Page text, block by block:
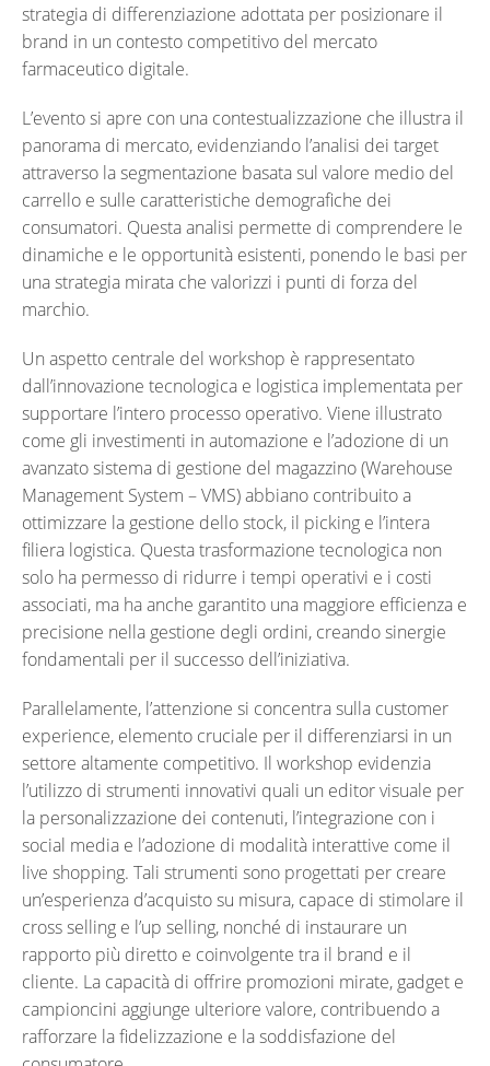
strategia di differenziazione adottata per posizionare il
brand in un contesto competitivo del mercato
farmaceutico digitale.
L’evento si apre con una contestualizzazione che illustra il
panorama di mercato, evidenziando l’analisi dei target
attraverso la segmentazione basata sul valore medio del
carrello e sulle caratteristiche demografiche dei
consumatori. Questa analisi permette di comprendere le
dinamiche e le opportunità esistenti, ponendo le basi per
una strategia mirata che valorizzi i punti di forza del
marchio.
Un aspetto centrale del workshop è rappresentato
dall’innovazione tecnologica e logistica implementata per
supportare l’intero processo operativo. Viene illustrato
come gli investimenti in automazione e l’adozione di un
avanzato sistema di gestione del magazzino (Warehouse
Management System – VMS) abbiano contribuito a
ottimizzare la gestione dello stock, il picking e l’intera
filiera logistica. Questa trasformazione tecnologica non
solo ha permesso di ridurre i tempi operativi e i costi
associati, ma ha anche garantito una maggiore efficienza e
precisione nella gestione degli ordini, creando sinergie
fondamentali per il successo dell’iniziativa.
Parallelamente, l’attenzione si concentra sulla customer
experience, elemento cruciale per il differenziarsi in un
settore altamente competitivo. Il workshop evidenzia
l’utilizzo di strumenti innovativi quali un editor visuale per
la personalizzazione dei contenuti, l’integrazione con i
social media e l’adozione di modalità interattive come il
live shopping. Tali strumenti sono progettati per creare
un’esperienza d’acquisto su misura, capace di stimolare il
cross selling e l’up selling, nonché di instaurare un
rapporto più diretto e coinvolgente tra il brand e il
cliente. La capacità di offrire promozioni mirate, gadget e
campioncini aggiunge ulteriore valore, contribuendo a
rafforzare la fidelizzazione e la soddisfazione del